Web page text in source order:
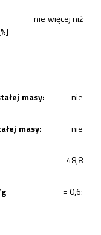
więcej niż
masy: nie
masy: nie
48,8
= 0,6: